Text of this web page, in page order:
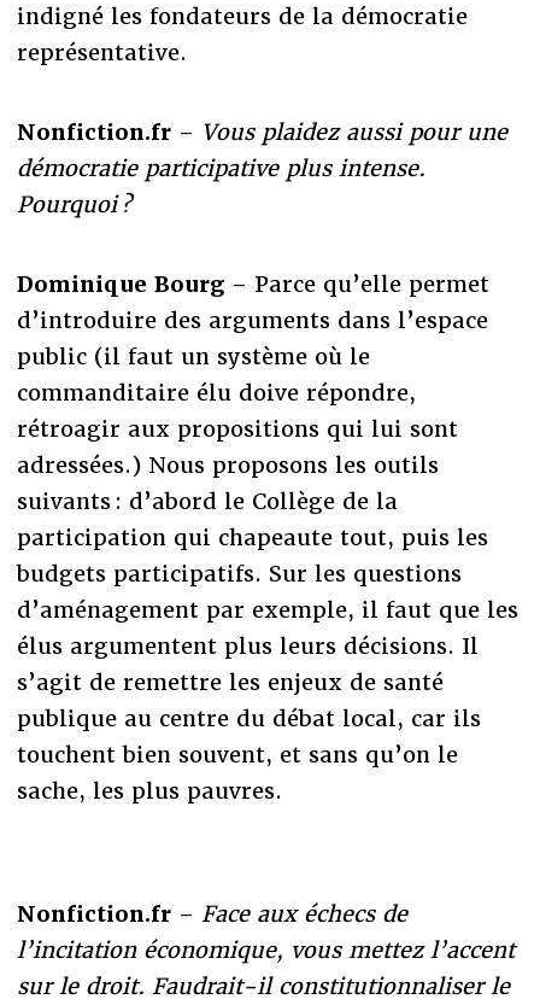
indigné les fondateurs de la démocratie
représentative.
Nonfiction.fr – Vous plaidez aussi pour une
démocratie participative plus intense.
Pourquoi ?
Dominique Bourg– Parce qu’elle permet
d’introduire des arguments dans l’espace
public (il faut un système où le
commanditaire élu doive répondre,
rétroagir aux propositions qui lui sont
adressées.) Nous proposons les outils
suivants : d’abord le Collège de la
participation qui chapeaute tout, puis les
budgets participatifs. Sur les questions
d’aménagement par exemple, il faut que les
élus argumentent plus leurs décisions. Il
s’agit de remettre les enjeux de santé
publique au centre du débat local, car ils
touchent bien souvent, et sans qu’on le
sache, les plus pauvres.
Nonfiction.fr – Face aux échecs de
l’incitation économique, vous mettez l’accent
sur le droit. Faudrait-il constitutionnaliser le